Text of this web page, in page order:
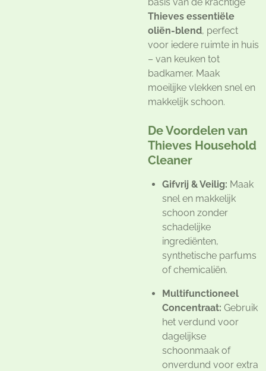
Thieves essentiële
oliën-blend, perfect
voor iedere ruimte in huis
– van keuken tot
badkamer. Maak
moeilijke vlekken snel en
makkelijk schoon.
De Voordelen van
Thieves Household
Cleaner
Gifvrij & Veilig: Maak
snel en makkelijk
schoon zonder
schadelijke
ingrediënten,
synthetische parfums
of chemicaliën.
Multifunctioneel
Concentraat: Gebruik
het verdund voor
dagelijkse
schoonmaak of
onverdund voor extra